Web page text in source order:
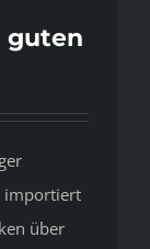
guten
importiert
über